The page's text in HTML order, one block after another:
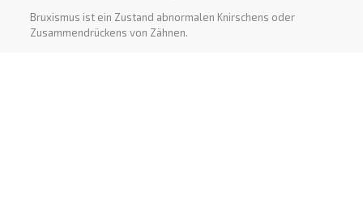
Bruxismus ist ein Zustand abnormalen Knirschens oder
Zusammendrückens von Zähnen.